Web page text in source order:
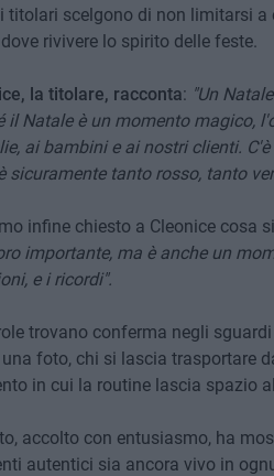
titolari scelgono di non limitarsi
rivivere lo spirito delle feste.
la titolare, racconta: "Un
il Natale è un momento magico,
ai bambini e ai nostri clienti.
sicuramente tanto rosso, tanto
infine chiesto a Cleonice cosa
importante, ma è anche un
e i ricordi".
trovano conferma negli
foto, chi si lascia trasportare
in cui la routine lascia spazio
accolto con entusiasmo, ha
autentici sia ancora vivo in